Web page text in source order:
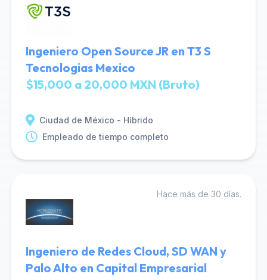
Ingeniero Open Source JR en T3 S
Tecnologias Mexico
$15,000 a 20,000 MXN (Bruto)
Ciudad de México - Híbrido
Empleado de tiempo completo
Hace más de 30 días.
Ingeniero de Redes Cloud, SD WAN y
Palo Alto en Capital Empresarial